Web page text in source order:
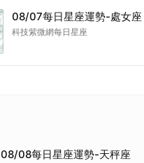
08/07每日星座運勢-處女座
科技紫微網每日星座
08/08每日星座運勢-天秤座